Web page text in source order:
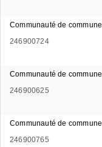
Communauté de
246900724
Communauté de
246900625
Communauté de
246900765